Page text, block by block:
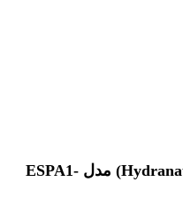
ممبران 8 اینچ هایدروناتیک (Hydranautics) مدل ESPA1-